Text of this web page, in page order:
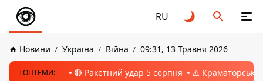
RU
Новини Україна Війна 09:31, 13 Травня 2026
ТОПТЕМИ: 🔴 Ракетний удар 5 серпня ⚠️ Краматорськ,